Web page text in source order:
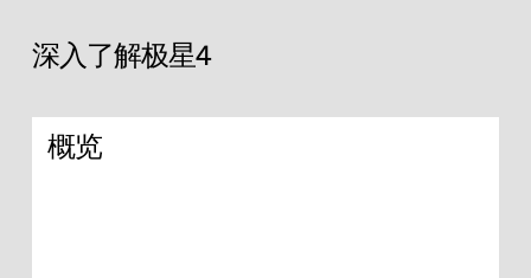
深入了解极星4
概览